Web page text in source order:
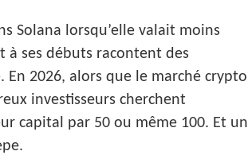
Solana lorsqu’elle valait moins
à ses débuts racontent des
2026, alors que le marché crypto
investisseurs cherchent
capital par 50 ou même 100. Et un